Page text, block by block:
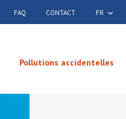
FAQ CONTACT FR
Pollutions accidentelles